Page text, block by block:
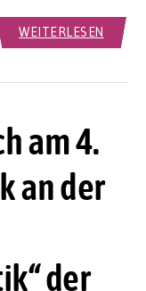
WEITERLESEN
am 4.
an der
der